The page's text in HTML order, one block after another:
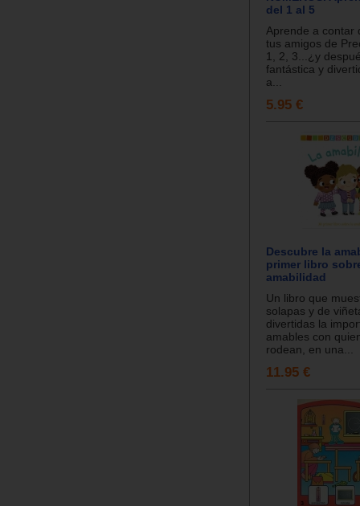
del 1 al 5
Aprende a contar
tus amigos de
1, 2, 3...¿y
fantástica y
a...
5.95 €
Descubre la
primer libro
amabilidad
Un libro que
solapas y de
divertidas la
amables con
rodean, en una...
11.95 €